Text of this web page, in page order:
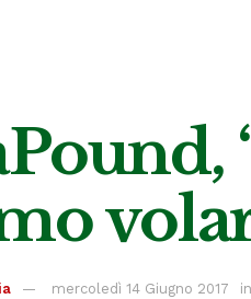
mercoledì 14 Giugno 2017 in